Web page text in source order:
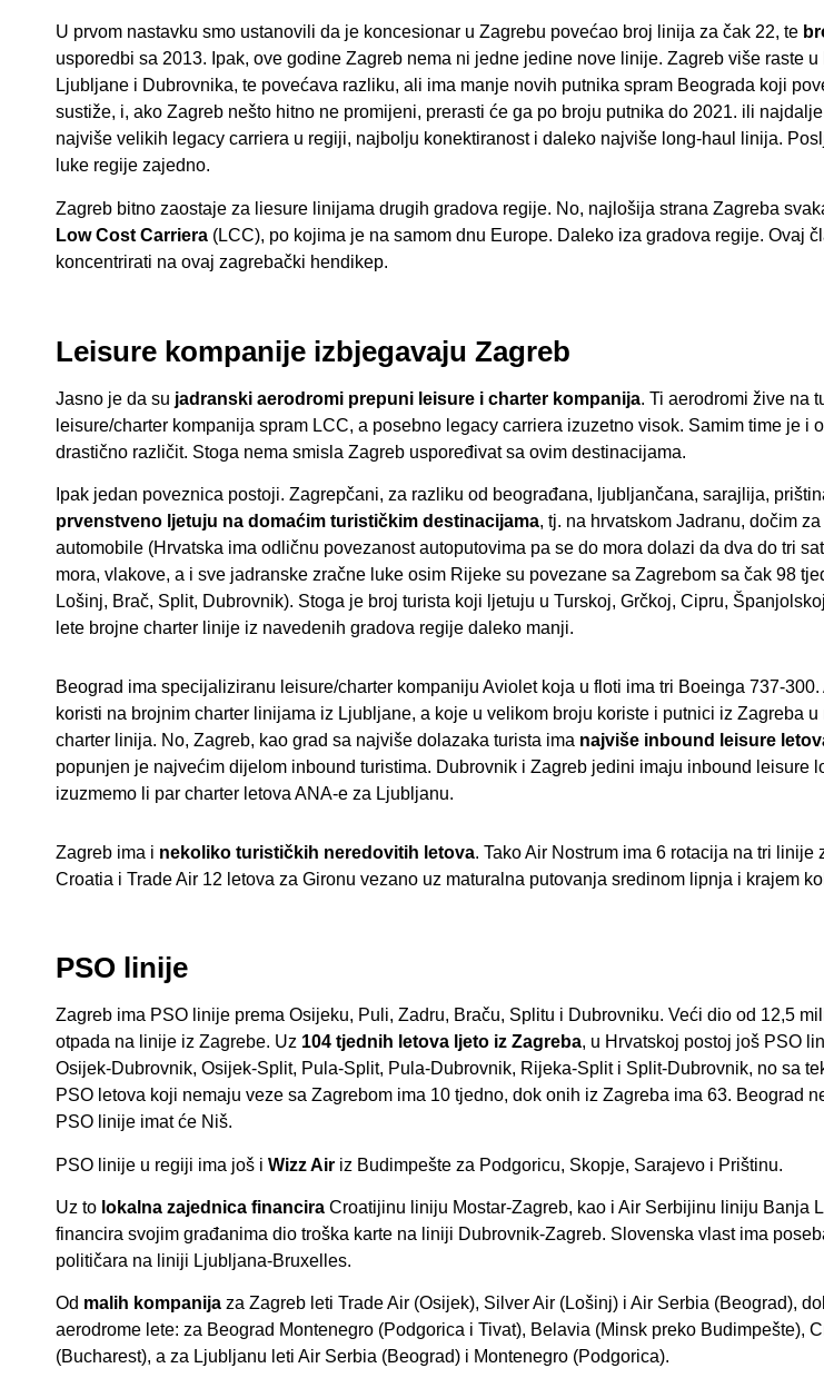
U prvom nastavku smo ustanovili da je koncesionar u Zagrebu povećao broj linija za čak 22, te
usporedbi sa 2013. Ipak, ove godine Zagreb nema ni jedne jedine nove linije. Zagreb više raste
Ljubljane i Dubrovnika, te povećava razliku, ali ima manje novih putnika spram Beograda koji
sustiže, i, ako Zagreb nešto hitno ne promijeni, prerasti će ga po broju putnika do 2021. ili
najviše velikih legacy carriera u regiji, najbolju konektiranost i daleko najviše long-haul linija.
luke regije zajedno.
Zagreb bitno zaostaje za liesure linijama drugih gradova regije. No, najlošija strana Zagreba
Low Cost Carriera (LCC), po kojima je na samom dnu Europe. Daleko iza gradova regije. Ovaj
koncentrirati na ovaj zagrebački hendikep.
Leisure kompanije izbjegavaju Zagreb
Jasno je da su jadranski aerodromi prepuni leisure i charter kompanija. Ti aerodromi žive na
leisure/charter kompanija spram LCC, a posebno legacy carriera izuzetno visok. Samim time je i
drastično različit. Stoga nema smisla Zagreb uspoređivat sa ovim destinacijama.
Ipak jedan poveznica postoji. Zagrepčani, za razliku od beograđana, ljubljančana, sarajlija,
prvenstveno ljetuju na domaćim turističkim destinacijama, tj. na hrvatskom Jadranu, dočim
automobile (Hrvatska ima odličnu povezanost autoputovima pa se do mora dolazi da dva do tri
mora, vlakove, a i sve jadranske zračne luke osim Rijeke su povezane sa Zagrebom sa čak 98
Lošinj, Brač, Split, Dubrovnik). Stoga je broj turista koji ljetuju u Turskoj, Grčkoj, Cipru,
lete brojne charter linije iz navedenih gradova regije daleko manji.
Beograd ima specijaliziranu leisure/charter kompaniju Aviolet koja u floti ima tri Boeinga 737-
koristi na brojnim charter linijama iz Ljubljane, a koje u velikom broju koriste i putnici iz Zagreba
charter linija. No, Zagreb, kao grad sa najviše dolazaka turista ima najviše inbound leisure
popunjen je najvećim dijelom inbound turistima. Dubrovnik i Zagreb jedini imaju inbound leisure
izuzmemo li par charter letova ANA-e za Ljubljanu.
Zagreb ima i nekoliko turističkih neredovitih letova. Tako Air Nostrum ima 6 rotacija na tri
Croatia i Trade Air 12 letova za Gironu vezano uz maturalna putovanja sredinom lipnja i krajem
PSO linije
Zagreb ima PSO linije prema Osijeku, Puli, Zadru, Braču, Splitu i Dubrovniku. Veći dio od 12,5
otpada na linije iz Zagrebe. Uz 104 tjednih letova ljeto iz Zagreba, u Hrvatskoj postoj još PSO
Osijek-Dubrovnik, Osijek-Split, Pula-Split, Pula-Dubrovnik, Rijeka-Split i Split-Dubrovnik, no sa
PSO letova koji nemaju veze sa Zagrebom ima 10 tjedno, dok onih iz Zagreba ima 63. Beograd
PSO linije imat će Niš.
PSO linije u regiji ima još i Wizz Air iz Budimpešte za Podgoricu, Skopje, Sarajevo i Prištinu.
Uz to lokalna zajednica financira Croatijinu liniju Mostar-Zagreb, kao i Air Serbijinu liniju Banja
financira svojim građanima dio troška karte na liniji Dubrovnik-Zagreb. Slovenska vlast ima
političara na liniji Ljubljana-Bruxelles.
Od malih kompanija za Zagreb leti Trade Air (Osijek), Silver Air (Lošinj) i Air Serbia (Beograd),
aerodrome lete: za Beograd Montenegro (Podgorica i Tivat), Belavia (Minsk preko Budimpešte),
(Bucharest), a za Ljubljanu leti Air Serbia (Beograd) i Montenegro (Podgorica).